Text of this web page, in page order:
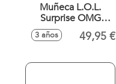
Muñeca L.O.L.
Surprise OMG
Fashion Show Style
Edition Mod Sdos
Rose)
3 años 49,95 €